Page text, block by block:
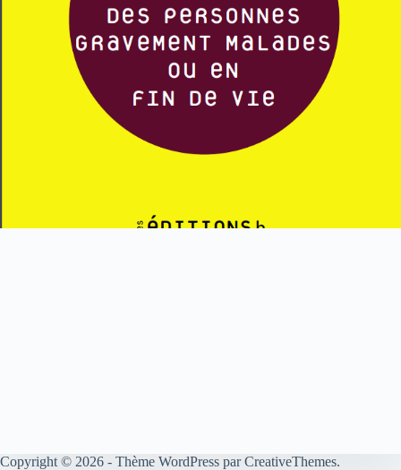
Copyright © 2026 - Thème WordPress parCreativeThemes.